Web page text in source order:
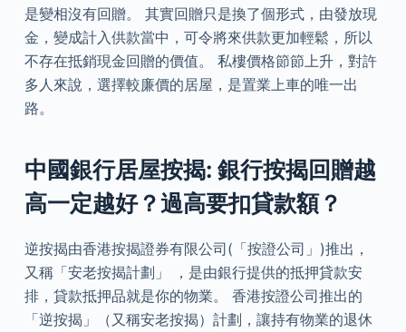
是變相沒有回贈。 其實回贈只是換了個形式，由發放現
金，變成計入供款當中，可令將來供款更加輕鬆，所以
不存在抵銷現金回贈的價值。 私樓價格節節上升，對許
多人來說，選擇較廉價的居屋，是置業上車的唯一出
路。
中國銀行居屋按揭: 銀行按揭回贈越
高一定越好？過高要扣貸款額？
逆按揭由香港按揭證券有限公司(「按證公司」)推出，
又稱「安老按揭計劃」 ，是由銀行提供的抵押貸款安
排，貸款抵押品就是你的物業。 香港按證公司推出的
「逆按揭」（又稱安老按揭）計劃，讓持有物業的退休